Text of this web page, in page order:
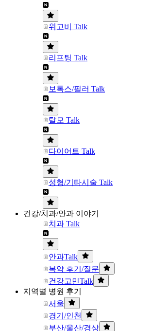
위고비 Talk
리프팅 Talk
보톡스/필러 Talk
탈모 Talk
다이어트 Talk
성형/기타시술 Talk
건강/치과/안과 이야기
치과 Talk
안과Talk
복약 후기/질문
건강고민Talk
지역별 병원 후기
서울
경기/인천
부산/울산/경상